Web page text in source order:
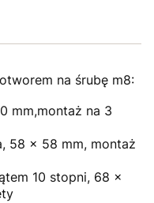
na śrubę m8:
mm,montaż na 3
58 x 58 mm, montaż
10 stopni, 68 x